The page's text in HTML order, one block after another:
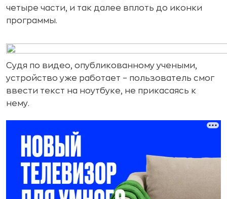
четыре части, и так далее вплоть до иконки
программы.
Судя по видео, опубликованному учеными,
устройство уже работает – пользователь смог
ввести текст на ноутбуке, не прикасаясь к
нему.